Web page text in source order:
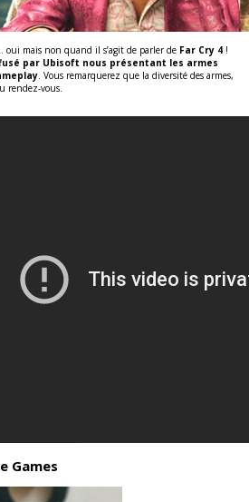
oui mais non quand il s’agit de parler de Far Cry 4 !
par Ubisoft nous présentant les armes
. Vous remarquerez que la diversité des armes,
rendez-vous.
Games